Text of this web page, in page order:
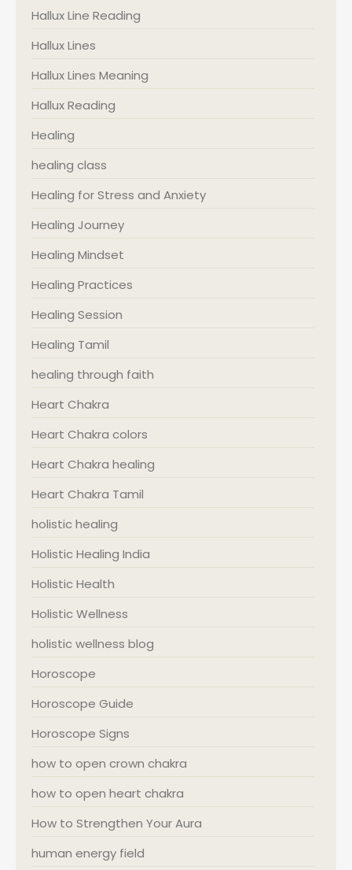
Hallux Line Reading
Hallux Lines
Hallux Lines Meaning
Hallux Reading
Healing
healing class
Healing for Stress and Anxiety
Healing Journey
Healing Mindset
Healing Practices
Healing Session
Healing Tamil
healing through faith
Heart Chakra
Heart Chakra colors
Heart Chakra healing
Heart Chakra Tamil
holistic healing
Holistic Healing India
Holistic Health
Holistic Wellness
holistic wellness blog
Horoscope
Horoscope Guide
Horoscope Signs
how to open crown chakra
how to open heart chakra
How to Strengthen Your Aura
human energy field